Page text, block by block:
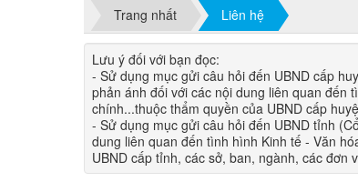
Trang nhất
Liên hệ
Lưu ý đối với bạn đọc​:
- Sử dụng mục gửi câu hỏi đến UBND cấp
phản ánh đối với các nội dung liên quan đến
chính...thuộc thẩm quyền của UBND cấp
- Sử dụng mục gửi câu hỏi đến UBND tỉnh
dung liên quan đến tình hình Kinh tế - Văn
UBND cấp tỉnh, các sở, ban, ngành, các đơn